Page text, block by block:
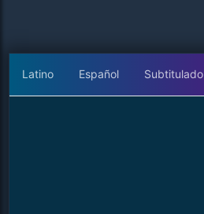
Latino Español Subtitulado